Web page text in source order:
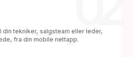
din tekniker, salgsteam eller leder,
fra din mobile nettapp.